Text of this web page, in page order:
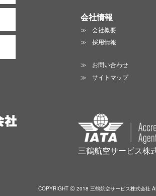
会社情報
会社概要
採用情報
お問い合わせ
サイトマップ
三鶴航空サービス株
COPYRIGHT ⓒ 2018 三鶴航空サービス株式会社